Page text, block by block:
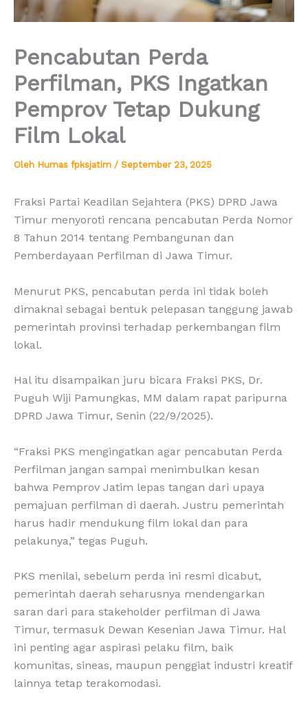
Pencabutan Perda
Perfilman, PKS Ingatkan
Pemprov Tetap Dukung
Film Lokal
Oleh Humas fpksjatim / September 23, 2025
Fraksi Partai Keadilan Sejahtera (PKS) DPRD Jawa
Timur menyoroti rencana pencabutan Perda Nomor
8 Tahun 2014 tentang Pembangunan dan
Pemberdayaan Perfilman di Jawa Timur.
Menurut PKS, pencabutan perda ini tidak boleh
dimaknai sebagai bentuk pelepasan tanggung jawab
pemerintah provinsi terhadap perkembangan film
lokal.
Hal itu disampaikan juru bicara Fraksi PKS, Dr.
Puguh Wiji Pamungkas, MM dalam rapat paripurna
DPRD Jawa Timur, Senin (22/9/2025).
“Fraksi PKS mengingatkan agar pencabutan Perda
Perfilman jangan sampai menimbulkan kesan
bahwa Pemprov Jatim lepas tangan dari upaya
pemajuan perfilman di daerah. Justru pemerintah
harus hadir mendukung film lokal dan para
pelakunya,” tegas Puguh.
PKS menilai, sebelum perda ini resmi dicabut,
pemerintah daerah seharusnya mendengarkan
saran dari para stakeholder perfilman di Jawa
Timur, termasuk Dewan Kesenian Jawa Timur. Hal
ini penting agar aspirasi pelaku film, baik
komunitas, sineas, maupun penggiat industri kreatif
lainnya tetap terakomodasi.